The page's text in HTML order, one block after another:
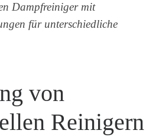
Dampfreiniger mit
für unterschiedliche
von
Reinigern